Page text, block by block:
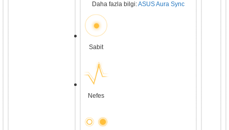
Daha fazla bilgi:ASUS Aura Sync
Sabit
Nefes